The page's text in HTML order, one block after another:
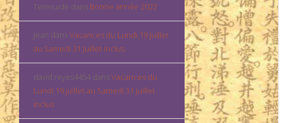
Tetevuide dans Bonne année 2022
Jean dansVacances du Lundi 19 juillet
au Samedi 31 juillet inclus
david.reyes4454 dansVacances du
Lundi 19 juillet au Samedi 31 juillet
inclus